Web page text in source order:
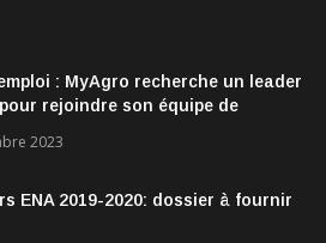
: MyAgro recherche un leader
rejoindre son équipe de
2023
ENA 2019-2020: dossier à fournir